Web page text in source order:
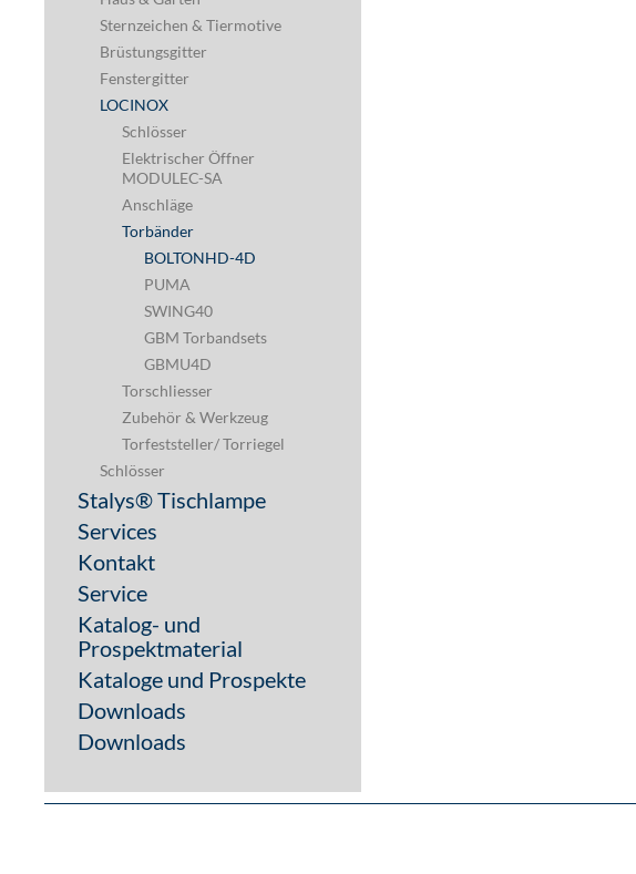
Sternzeichen & Tiermotive
Brüstungsgitter
Fenstergitter
LOCINOX
Schlösser
Elektrischer Öffner
MODULEC-SA
Anschläge
Torbänder
BOLTONHD-4D
PUMA
SWING40
GBM Torbandsets
GBMU4D
Torschliesser
Zubehör & Werkzeug
Torfeststeller/ Torriegel
Schlösser
Stalys® Tischlampe
Services
Kontakt
Service
Katalog- und
Prospektmaterial
Kataloge und Prospekte
Downloads
Downloads